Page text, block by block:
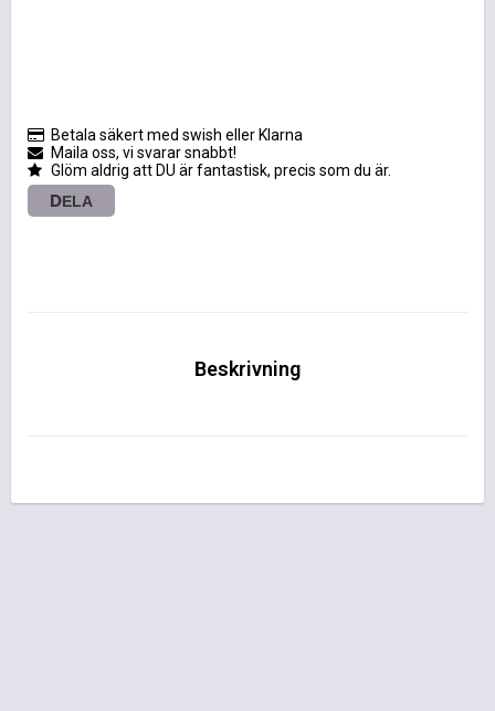
Betala säkert med swish eller Klarna
Maila oss, vi svarar snabbt!
Glöm aldrig att DU är fantastisk, precis som du är.
DELA
Beskrivning